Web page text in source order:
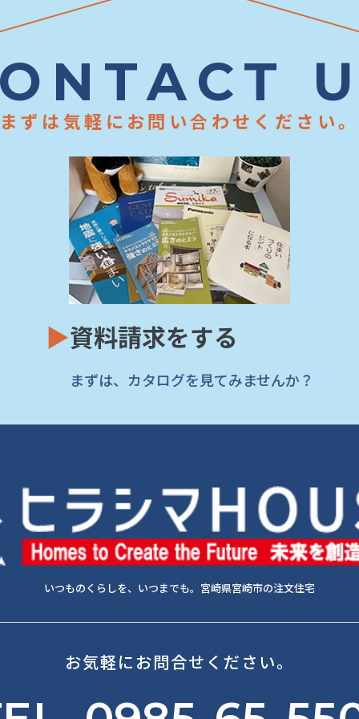
まずは気軽にお問い合わせください。
▶資料請求をする
まずは、カタログを見てみませんか？
いつものくらしを、いつまでも。宮崎県宮崎市の注文住宅
お気軽にお問合せください。